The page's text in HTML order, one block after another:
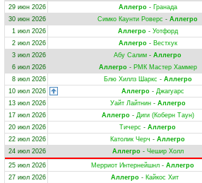
29 июн 2026
Аллегро- Гранада
30 июн 2026
Симко Каунти Роверс - Аллегро
1 июл 2026
Аллегро- Уотфорд
2 июл 2026
Аллегро- Вестхук
3 июл 2026
Абу Салим - Аллегро
6 июл 2026
Аллегро - РМК Мастер Хаммер
8 июл 2026
Блю Хиллз Шаркс - Аллегро
10 июл 2026
Аллегро- Джагуарс
13 июл 2026
Уайт Лайтнин- Аллегро
17 июл 2026
Аллегро- Диги (Коберн Таун)
20 июл 2026
Тичерс - Аллегро
22 июл 2026
Католик Черч - Аллегро
24 июл 2026
Аллегро - Чешир Холл
25 июл 2026
Мерриот Интернейшнл - Аллегро
27 июл 2026
Аллегро- Кайкос Хит